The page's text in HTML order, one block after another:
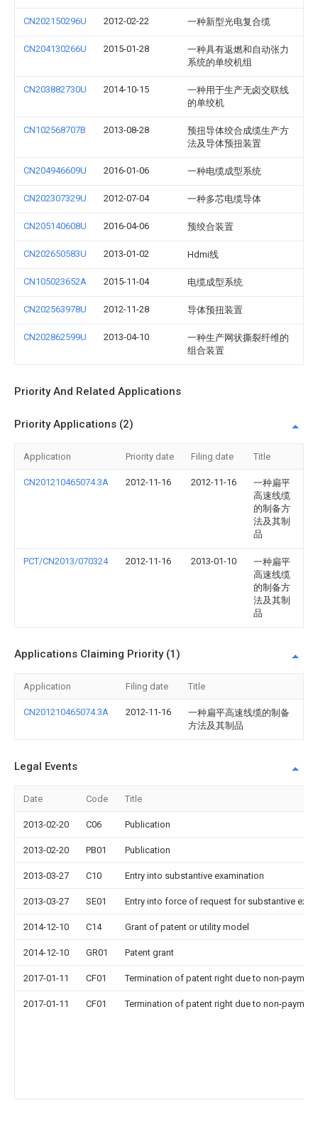
CN202150296U 2012-02-22 一种新型光电复合缆
CN204130266U 2015-01-28
一种具有返燃和自动张力
系统的单绞机组
CN203882730U 2014-10-15
一种用于生产无卤交联线
的单绞机
CN102568707B 2013-08-28
预扭导体绞合成缆生产方
法及导体预扭装置
CN204946609U 2016-01-06 一种电缆成型系统
CN202307329U 2012-07-04 一种多芯电缆导体
CN205140608U 2016-04-06 预绞合装置
CN202650583U 2013-01-02 Hdmi线
CN105023652A 2015-11-04 电缆成型系统
CN202563978U 2012-11-28 导体预扭装置
CN202862599U 2013-04-10
一种生产网状撕裂纤维的
组合装置
Priority And Related Applications
Priority Applications (2)
Application Priority date Filing date Title
CN201210465074.3A 2012-11-16 2012-11-16
一种扁平
高速线缆
的制备方
法及其制
品
PCT/CN2013/070324 2012-11-16 2013-01-10
一种扁平
高速线缆
的制备方
法及其制
品
Applications Claiming Priority (1)
Application Filing date Title
CN201210465074.3A 2012-11-16
一种扁平高速线缆的制备
方法及其制品
Legal Events
Date Code Title
2013-02-20 C06 Publication
2013-02-20 PB01 Publication
2013-03-27 C10 Entry into substantive examination
2013-03-27 SE01 Entry into force of request for substantive
2014-12-10 C14 Grant of patent or utility model
2014-12-10 GR01 Patent grant
2017-01-11 CF01 Termination of patent right due to non-
2017-01-11 CF01 Termination of patent right due to non-